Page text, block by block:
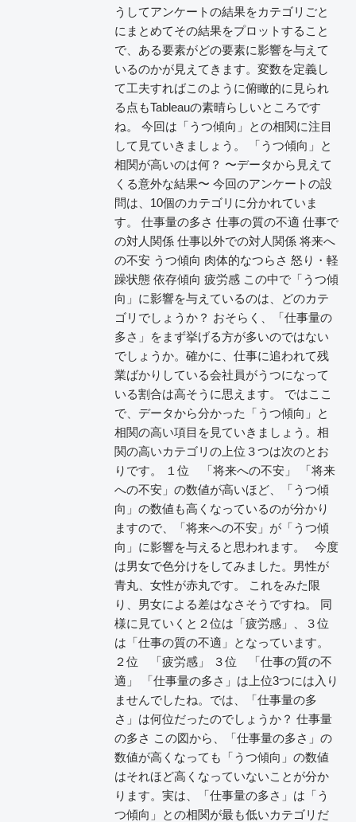
うしてアンケートの結果をカテゴリごと
にまとめてその結果をプロットすること
で、ある要素がどの要素に影響を与えて
いるのかが見えてきます。変数を定義し
て工夫すればこのように俯瞰的に見られ
る点もTableauの素晴らしいところです
ね。 今回は「うつ傾向」との相関に注目
して見ていきましょう。 「うつ傾向」と
相関が高いのは何？ 〜データから見えて
くる意外な結果〜 今回のアンケートの設
問は、10個のカテゴリに分かれていま
す。 仕事量の多さ 仕事の質の不適 仕事で
の対人関係 仕事以外での対人関係 将来へ
の不安 うつ傾向 肉体的なつらさ 怒り・軽
躁状態 依存傾向 疲労感 この中で「うつ傾
向」に影響を与えているのは、どのカテ
ゴリでしょうか？ おそらく、「仕事量の
多さ」をまず挙げる方が多いのではない
でしょうか。確かに、仕事に追われて残
業ばかりしている会社員がうつになって
いる割合は高そうに思えます。 ではここ
で、データから分かった「うつ傾向」と
相関の高い項目を見ていきましょう。相
関の高いカテゴリの上位３つは次のとお
りです。 １位 「将来への不安」 「将来
への不安」の数値が高いほど、「うつ傾
向」の数値も高くなっているのが分かり
ますので、「将来への不安」が「うつ傾
向」に影響を与えると思われます。 今度
は男女で色分けをしてみました。男性が
青丸、女性が赤丸です。 これをみた限
り、男女による差はなさそうですね。 同
様に見ていくと２位は「疲労感」、３位
は「仕事の質の不適」となっています。
２位 「疲労感」 ３位 「仕事の質の不
適」 「仕事量の多さ」は上位3つには入り
ませんでしたね。では、「仕事量の多
さ」は何位だったのでしょうか？ 仕事量
の多さ この図から、「仕事量の多さ」の
数値が高くなっても「うつ傾向」の数値
はそれほど高くなっていないことが分か
ります。実は、「仕事量の多さ」は「う
つ傾向」との相関が最も低いカテゴリだ